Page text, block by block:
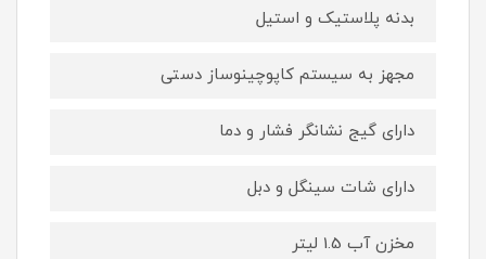
بدنه پلاستیک و استیل
مجهز به سیستم کاپوچینوساز دستی
دارای گیج نشانگر فشار و دما
دارای شات سینگل و دبل
مخزن آب 1.5 لیتر